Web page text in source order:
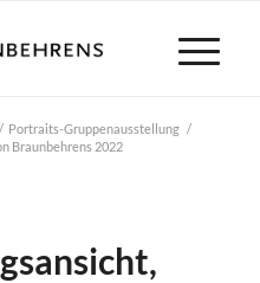
/ Portraits-Gruppenausstellung /
Braunbehrens 2022